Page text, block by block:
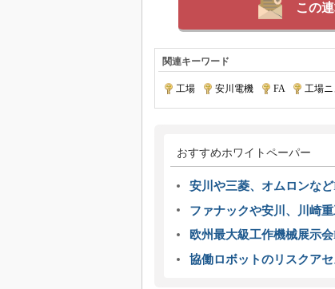
この
関連キーワード
工場 安川電機 FA| 工場
おすすめホワイトペーパー
安川や三菱、オムロンな
ファナックや安川、川崎
欧州最大級工作機械展示
協働ロボットのリスクア